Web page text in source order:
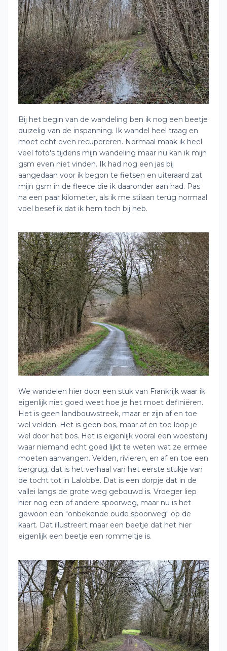
Bij het begin van de wandeling ben ik nog een beetje
duizelig van de inspanning. Ik wandel heel traag en
moet echt even recupereren. Normaal maak ik heel
veel foto's tijdens mijn wandeling maar nu kan ik mijn
gsm even niet vinden. Ik had nog een jas bij
aangedaan voor ik begon te fietsen en uiteraard zat
mijn gsm in de fleece die ik daaronder aan had. Pas
na een paar kilometer, als ik me stilaan terug normaal
voel besef ik dat ik hem toch bij heb.
We wandelen hier door een stuk van Frankrijk waar ik
eigenlijk niet goed weet hoe je het moet definiëren.
Het is geen landbouwstreek, maar er zijn af en toe
wel velden. Het is geen bos, maar af en toe loop je
wel door het bos. Het is eigenlijk vooral een woestenij
waar niemand echt goed lijkt te weten wat ze ermee
moeten aanvangen. Velden, rivieren, en af en toe een
bergrug, dat is het verhaal van het eerste stukje van
de tocht tot in Lalobbe. Dat is een dorpje dat in de
vallei langs de grote weg gebouwd is. Vroeger liep
hier nog een of andere spoorweg, maar nu is het
gewoon een "onbekende oude spoorweg" op de
kaart. Dat illustreert maar een beetje dat het hier
eigenlijk een beetje een rommeltje is.